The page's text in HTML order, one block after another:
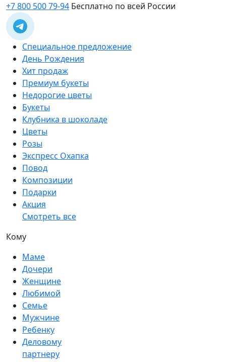
+7 800 500 79-94 Бесплатно по всей России
Специальное предложение
День Рождения
Хит продаж
Премиум букеты
Недорогие цветы
Букеты
Клубника в шоколаде
Цветы
Розы
Экспресс Охапка
Повод
Композиции
Подарки
Акция
Смотреть все
Кому
Маме
Дочери
Женщине
Любимой
Семье
Мужчине
Ребенку
Деловому
партнеру